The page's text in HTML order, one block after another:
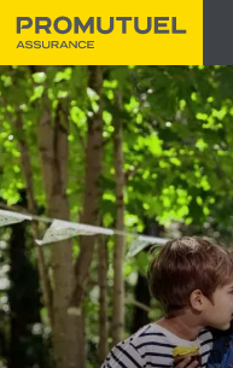
Aller
au
contenu
principal